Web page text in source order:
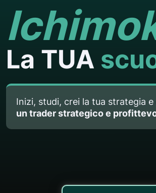
La TUA
Inizi, studi, crei la tua strategia
un trader strategico e